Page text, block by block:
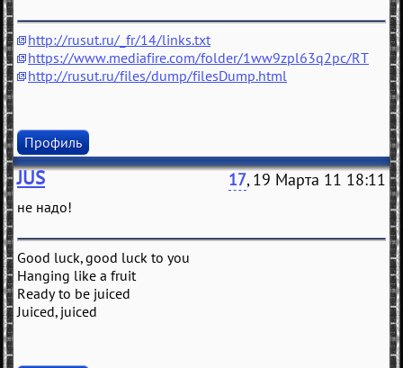
http://rusut.ru/_fr/14/links.txt
https://www.mediafire.com/folder/1ww9zpl63q2pc/RT
http://rusut.ru/files/dump/filesDump.html
Профиль
JUS 17, 19 Марта 11 18:11
не надо!
Good luck, good luck to you
Hanging like a fruit
Ready to be juiced
Juiced, juiced